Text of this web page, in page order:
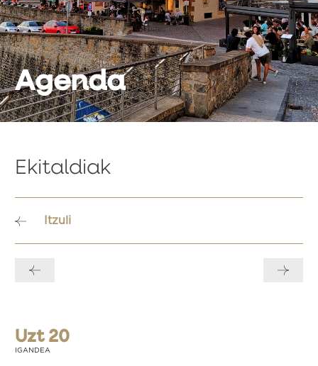
Agenda
Ekitaldiak
Itzuli
zehar
Uzt 20
IGANDEA